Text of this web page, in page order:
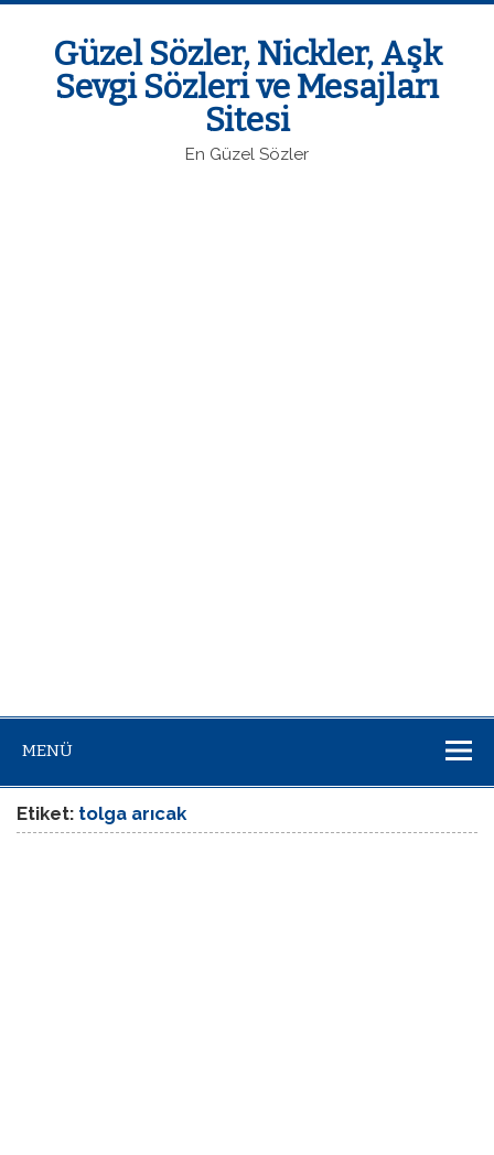
Güzel Sözler, Nickler, Aşk
Sevgi Sözleri ve Mesajları
Sitesi
En Güzel Sözler
MENÜ
Etiket: tolga arıcak